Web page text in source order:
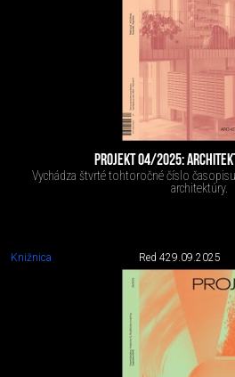
PROJEKT 04/2025:
Vychádza štvrté tohtoročné číslo
architektúry.
Knižnica Red 429.09.2025